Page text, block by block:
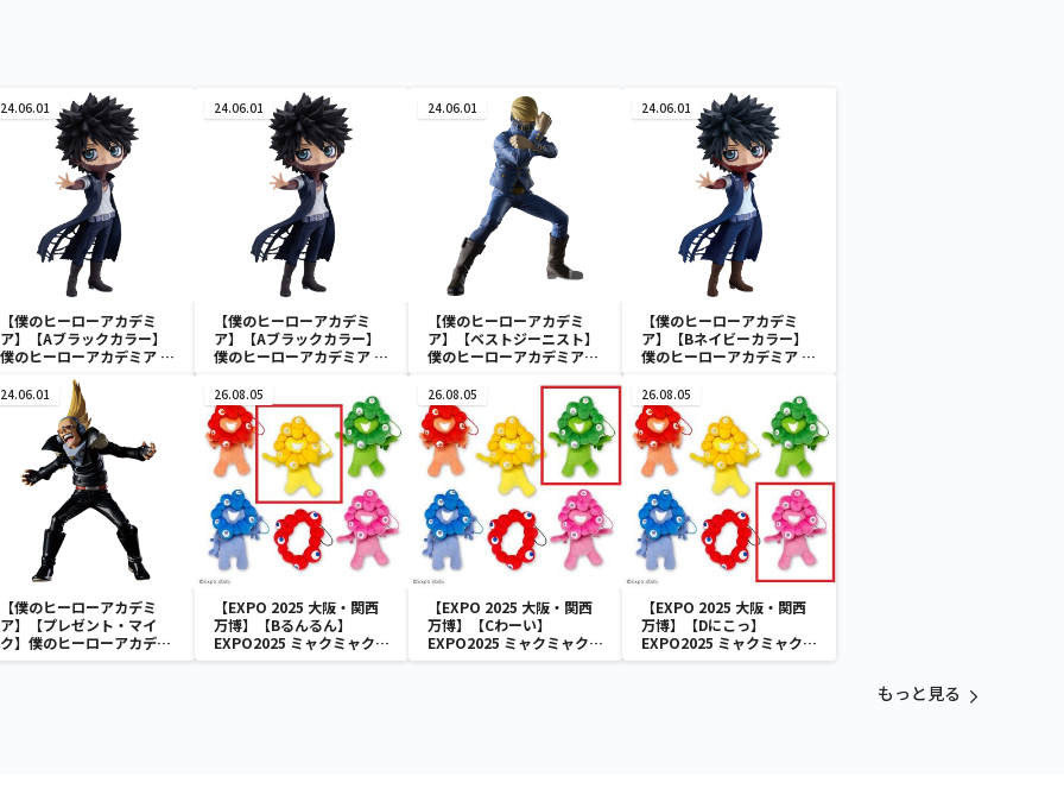
24.06.01
【僕のヒーローアカデミ
ア】【Aブラックカラー】
僕のヒーローアカデミア Q
posket-荼毘-
24.06.01
【僕のヒーローアカデミ
ア】【Aブラックカラー】
僕のヒーローアカデミア Q
24.06.01
【僕のヒーローアカデミ
ア】【ベストジーニスト】
僕のヒーローアカデミア
vol.26
24.06.01
【僕のヒーローアカデミ
ア】【Bネイビーカラー】
僕のヒーローアカデミア Q
24.06.01
【僕のヒーローアカデミ
ア】【プレゼント・マイ
ク】僕のヒーローアカデミ
ア THE AMAZING
26.08.05
【EXPO 2025 大阪・関西
万博】【Bるんるん】
EXPO2025 ミャクミャク
カラフルゴム紐付きぬいぐ
26.08.05
【EXPO 2025 大阪・関西
万博】【Cわーい】
EXPO2025 ミャクミャク
カラフルゴム紐付きぬいぐ
26.08.05
【EXPO 2025 大阪・関西
万博】【Dにこっ】
EXPO2025 ミャクミャク
カラフルゴム紐付きぬいぐ
もっと見る